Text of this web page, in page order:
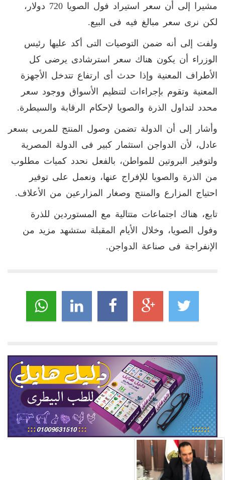
مشيرا إلى أن سعر استيراد فول الصويا 720 دولار،
لكن نرى سعر مبالغ فيه فى البيع.
ولفت إلى أنه ضمن التوصيات التى أكد عليها رئيس
الوزراء أن يكون هناك سعر استرشادى يرضى كل
الأطراف المعنية وإذا حدث أى ارتفاع تتدخل الأجهزة
المعنية وتقوم بإجراءات لتنظيم الأسواق ووجود سعر
محدد لتداول الذرة والصويا لإحكام الرقابة والسيطرة.
وأشار إلى أن الدولة تضمن وصول المنتج للمربى بسعر
عادل، لأن الدواجن استثمار كبير فى الدولة المصرية
ولتوفير البروتين للمواطن، بالفعل نحدد كميات مطلوب
من الذرة والصويا للإفراج عنها، ونعمل على توفير
احتياج المزارع والمنتج وصغار المزارعين من الأعلاف.
تابع، هناك اجتماعات متتالية مع المستوردين للذرة
وفول الصويا، وخلال الأيام المقبلة ستشهد مزيد من
الإنفراجة فى صناعة الدواجن.